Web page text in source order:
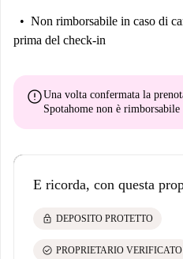
Non rimborsabile in caso di
prima del check-in
errorUna volta confermata la
Spotahome non è rimborsabile
E ricorda, con questa
lock DEPOSITO PROTETTO
check_circle PROPRIETARIO VERIFICATO